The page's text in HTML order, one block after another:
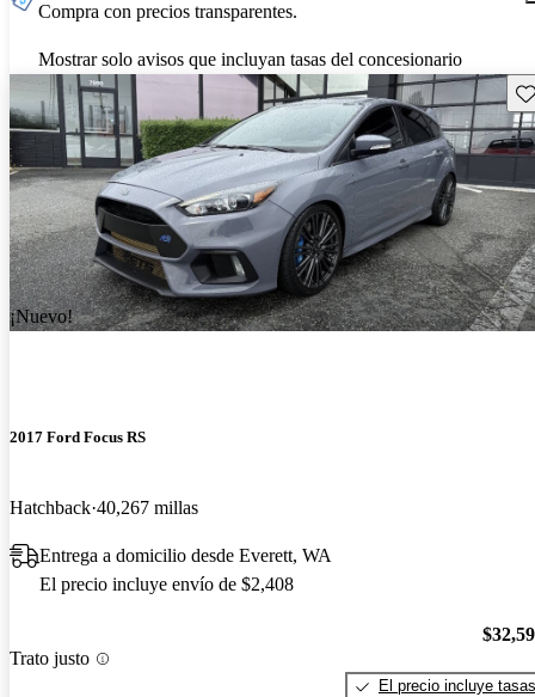
Compra con precios transparentes.
Mostrar solo avisos que incluyan tasas del concesionario
¡Nuevo!
2017 Ford Focus RS
Hatchback 40,267 millas
Entrega a domicilio desde Everett, WA
El precio incluye envío de $2,408
Trato justo
El precio incluye tasas